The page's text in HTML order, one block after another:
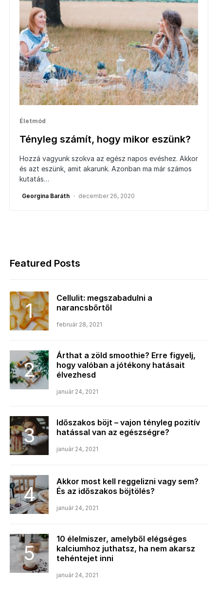
Életmód
Tényleg számít, hogy mikor eszünk?
Hozzá vagyunk szokva az egész napos evéshez. Akkor
és azt eszünk, amit akarunk. Azonban ma már számos
kutatás…
Georgina Baráth december 26, 2020
Featured Posts
Cellulit: megszabadulni a
narancsbőrtől
február 28, 2021
Árthat a zöld smoothie? Erre figyelj,
hogy valóban a jótékony hatásait
élvezhesd
január 24, 2021
Időszakos böjt – vajon tényleg pozitív
hatással van az egészségre?
január 24, 2021
Akkor most kell reggelizni vagy sem?
És az időszakos böjtölés?
január 24, 2021
10 élelmiszer, amelyből elégséges
kalciumhoz juthatsz, ha nem akarsz
tehéntejet inni
január 24, 2021